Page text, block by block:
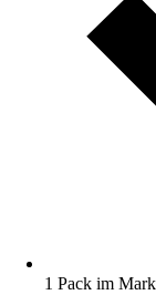
1 Pack im